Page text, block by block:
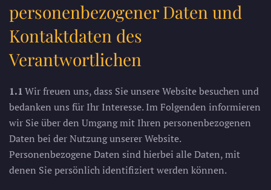
personenbezogener Daten und
Kontaktdaten des
Verantwortlichen
1.1Wir freuen uns, dass Sie unsere Website besuchen und
bedanken uns für Ihr Interesse. Im Folgenden informieren
wir Sie über den Umgang mit Ihren personenbezogenen
Daten bei der Nutzung unserer Website.
Personenbezogene Daten sind hierbei alle Daten, mit
denen Sie persönlich identifiziert werden können.